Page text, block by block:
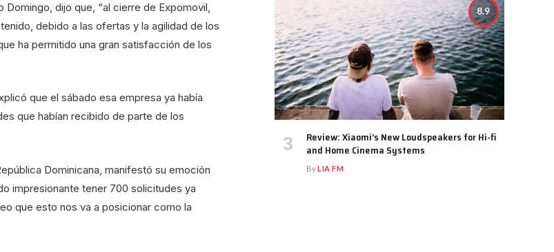
dijo que, “al cierre de Expomovil,
debido a las ofertas y la agilidad de los
ha permitido una gran satisfacción de los
que el sábado esa empresa ya había
que habían recibido de parte de los
Dominicana, manifestó su emoción
impresionante tener 700 solicitudes ya
que esto nos va a posicionar como la
8.9
Review: Xiaomi’s New Loudspeakers for Hi-fi
and Home Cinema Systems
ByLIA FM